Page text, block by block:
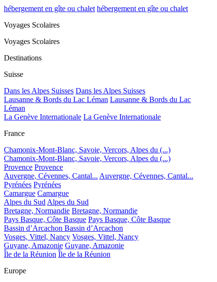
hébergement en gîte ou chalet hébergement en gîte ou chalet
Voyages Scolaires
Voyages Scolaires
Destinations
Suisse
Dans les Alpes Suisses Dans les Alpes Suisses
Lausanne & Bords du Lac Léman Lausanne & Bords du Lac
Léman
La Genève Internationale La Genève Internationale
France
Chamonix-Mont-Blanc, Savoie, Vercors, Alpes du (...)
Chamonix-Mont-Blanc, Savoie, Vercors, Alpes du (...)
Provence Provence
Auvergne, Cévennes, Cantal... Auvergne, Cévennes, Cantal...
Pyrénées Pyrénées
Camargue Camargue
Alpes du Sud Alpes du Sud
Bretagne, Normandie Bretagne, Normandie
Pays Basque, Côte Basque Pays Basque, Côte Basque
Bassin d’Arcachon Bassin d’Arcachon
Vosges, Vittel, Nancy Vosges, Vittel, Nancy
Guyane, Amazonie Guyane, Amazonie
Île de la Réunion Île de la Réunion
Europe